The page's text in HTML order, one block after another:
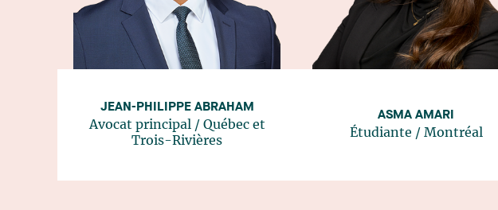
JEAN-PHILIPPE ABRAHAM
Avocat principal
/ Québecet
Trois-Rivières
ASMA AMARI
Étudiante / Montréal